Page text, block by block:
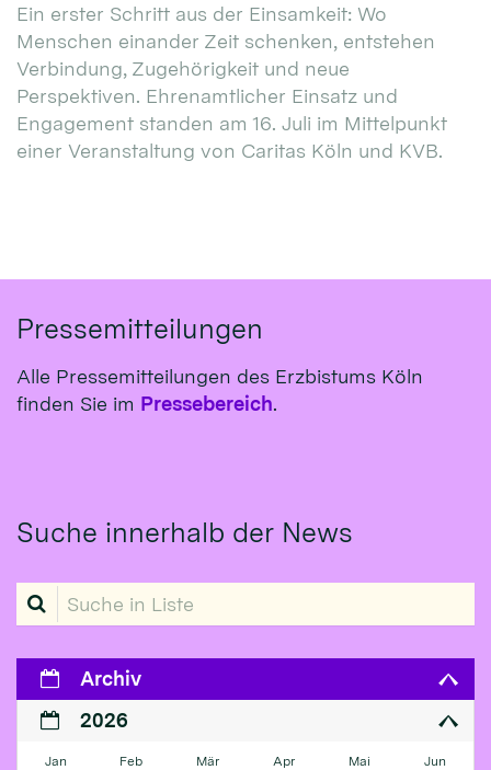
Ein erster Schritt aus der Einsamkeit: Wo
Menschen einander Zeit schenken, entstehen
Verbindung, Zugehörigkeit und neue
Perspektiven. Ehrenamtlicher Einsatz und
Engagement standen am 16. Juli im Mittelpunkt
einer Veranstaltung von Caritas Köln und KVB.
Pressemitteilungen
Alle Pressemitteilungen des Erzbistums Köln
finden Sie im Pressebereich.
Suche innerhalb der News
Suche in Liste
Archiv
2026
Jan Feb Mär Apr Mai Jun